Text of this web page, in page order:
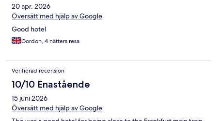
20 apr. 2026
Översätt med hjälp av Google
Good hotel
Gordon, 4 nätters resa
Verifierad recension
10/10 Enastående
15 juni 2026
Översätt med hjälp av Google